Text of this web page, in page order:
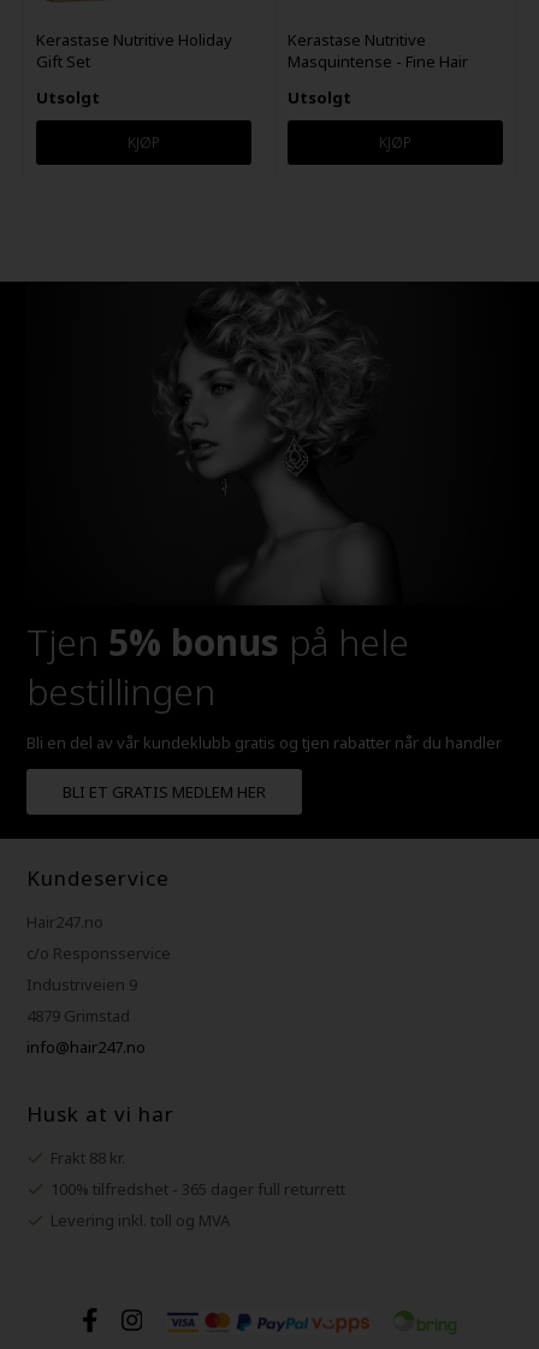
Kerastase Nutritive Holiday
Gift Set
Utsolgt
Kerastase Nutritive
Masquintense - Fine Hair
Utsolgt
Tjen 5% bonus på hele
bestillingen
Bli en del av vår kundeklubb gratis og tjen rabatter når du handler
BLI ET GRATIS MEDLEM HER
Kundeservice
Hair247.no
c/o Responsservice
Industriveien 9
4879 Grimstad
info@hair247.no
Husk at vi har
Frakt 88 kr.
100% tilfredshet - 365 dager full returrett
Levering inkl. toll og MVA